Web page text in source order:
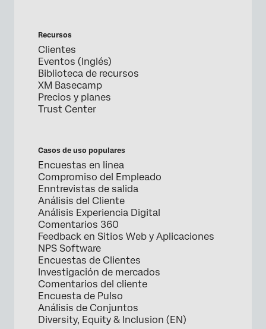
Recursos
Clientes
Eventos (Inglés)
Biblioteca de recursos
XM Basecamp
Precios y planes
Trust Center
Casos de uso populares
Encuestas en linea
Compromiso del Empleado
Enntrevistas de salida
Análisis del Cliente
Análisis Experiencia Digital
Comentarios 360
Feedback en Sitios Web y Aplicaciones
NPS Software
Encuestas de Clientes
Investigación de mercados
Comentarios del cliente
Encuesta de Pulso
Análisis de Conjuntos
Diversity, Equity & Inclusion (EN)